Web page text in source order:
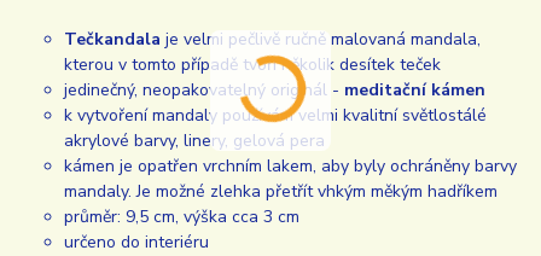
Tečkandala je velmi pečlivě ručně malovaná mandala,
kterou v tomto případě tvoří několik desítek teček
jedinečný, neopakovatelný originál - meditační kámen
k vytvoření mandaly používám velmi kvalitní světlostálé
akrylové barvy, linery, gelová pera
kámen je opatřen vrchním lakem, aby byly ochráněny barvy
mandaly. Je možné zlehka přetřít vhkým měkým hadříkem
průměr: 9,5 cm, výška cca 3 cm
určeno do interiéru